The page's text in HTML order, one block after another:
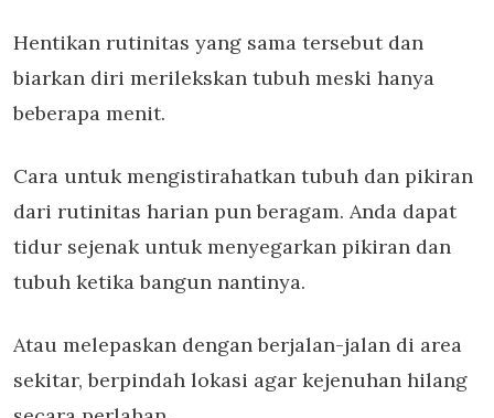
Hentikan rutinitas yang sama tersebut dan
biarkan diri merilekskan tubuh meski hanya
beberapa menit.
Cara untuk mengistirahatkan tubuh dan pikiran
dari rutinitas harian pun beragam. Anda dapat
tidur sejenak untuk menyegarkan pikiran dan
tubuh ketika bangun nantinya.
Atau melepaskan dengan berjalan-jalan di area
sekitar, berpindah lokasi agar kejenuhan hilang